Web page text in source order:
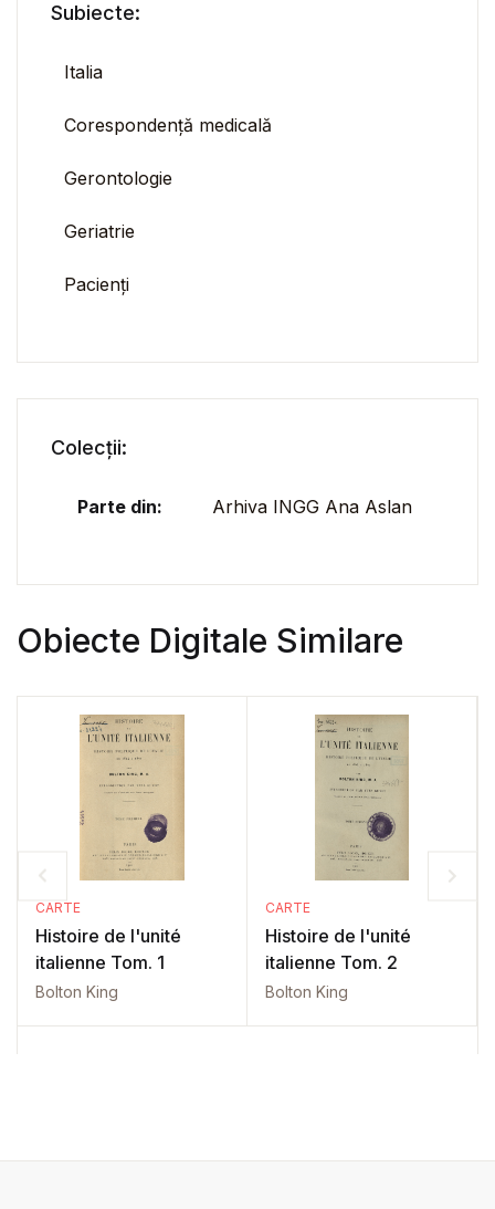
Subiecte:
Italia
Corespondență medicală
Gerontologie
Geriatrie
Pacienți
Colecții:
Parte din: Arhiva INGG Ana Aslan
Obiecte Digitale Similare
CARTE
Histoire de l'unité
italienne Tom. 1
Bolton King
CARTE
Histoire de l'unité
italienne Tom. 2
Bolton King